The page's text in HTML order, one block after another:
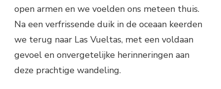
open armen en we voelden ons meteen thuis.
Na een verfrissende duik in de oceaan keerden
we terug naar Las Vueltas, met een voldaan
gevoel en onvergetelijke herinneringen aan
deze prachtige wandeling.